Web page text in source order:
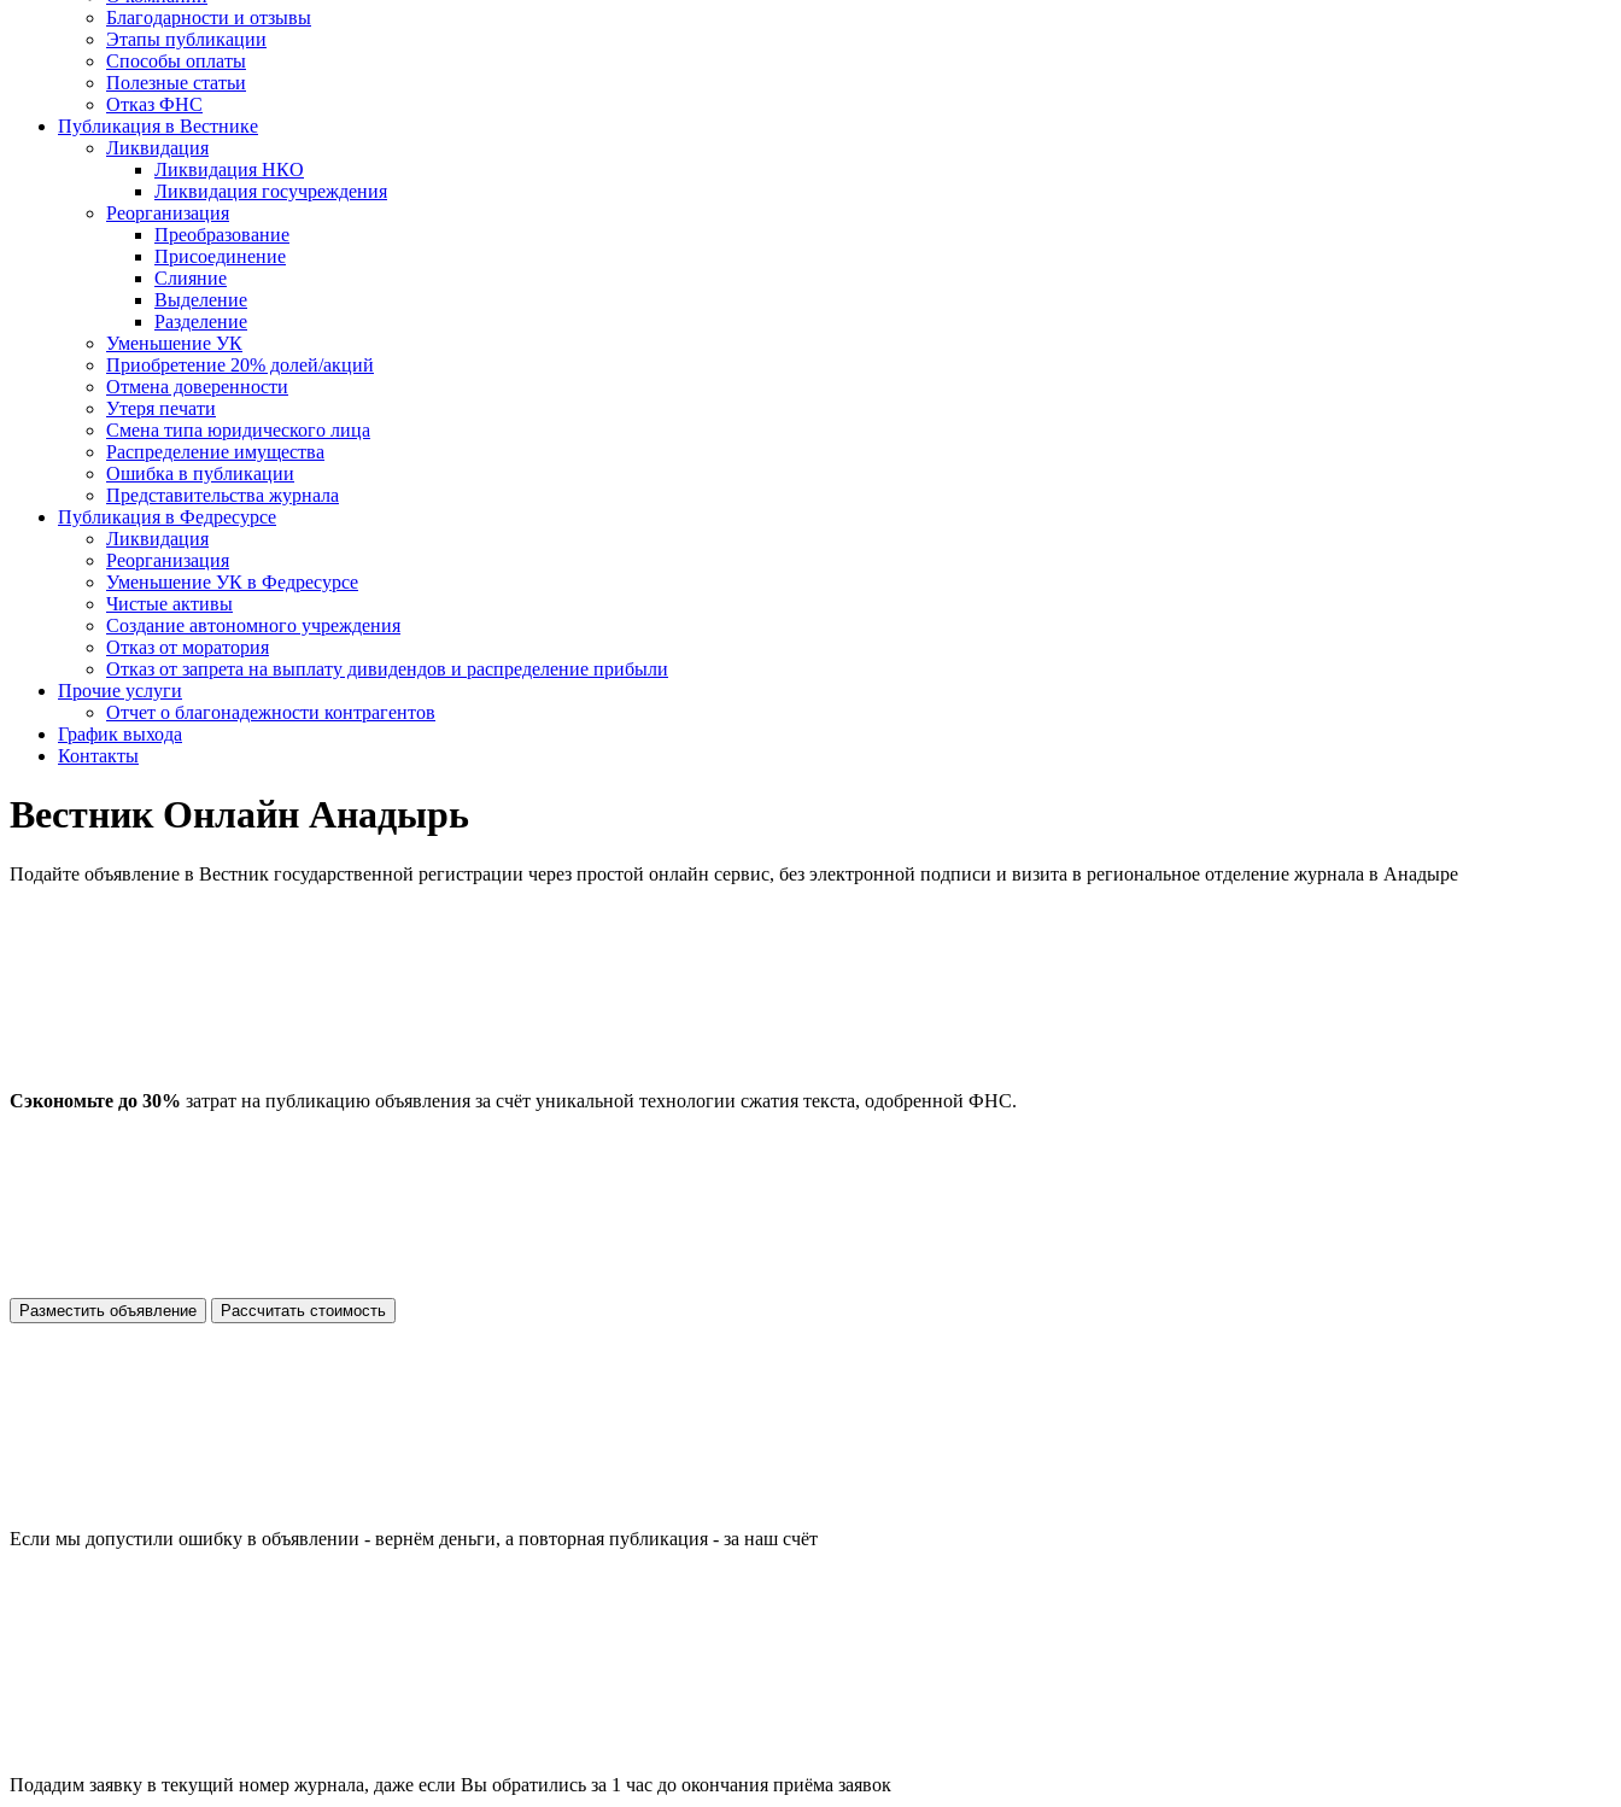
Благодарности и отзывы
Этапы публикации
Способы оплаты
Полезные статьи
Отказ ФНС
Публикация в Вестнике
Ликвидация
Ликвидация НКО
Ликвидация госучреждения
Реорганизация
Преобразование
Присоединение
Слияние
Выделение
Разделение
Уменьшение УК
Приобретение 20% долей/акций
Отмена доверенности
Утеря печати
Смена типа юридического лица
Распределение имущества
Ошибка в публикации
Представительства журнала
Публикация в Федресурсе
Ликвидация
Реорганизация
Уменьшение УК в Федресурсе
Чистые активы
Создание автономного учреждения
Отказ от моратория
Отказ от запрета на выплату дивидендов и распределение прибыли
Прочие услуги
Отчет о благонадежности контрагентов
График выхода
Контакты
Вестник Онлайн Анадырь
Подайте объявление в Вестник государственной регистрации через простой онлайн сервис, без электронной подписи и визита в региональное отделение журнала в Анадыре
Сэкономьте до 30% затрат на публикацию объявления за счёт уникальной технологии сжатия текста, одобренной ФНС.
Разместить объявление Рассчитать стоимость
Если мы допустили ошибку в объявлении - вернём деньги, а повторная публикация - за наш счёт
Подадим заявку в текущий номер журнала, даже если Вы обратились за 1 час до окончания приёма заявок